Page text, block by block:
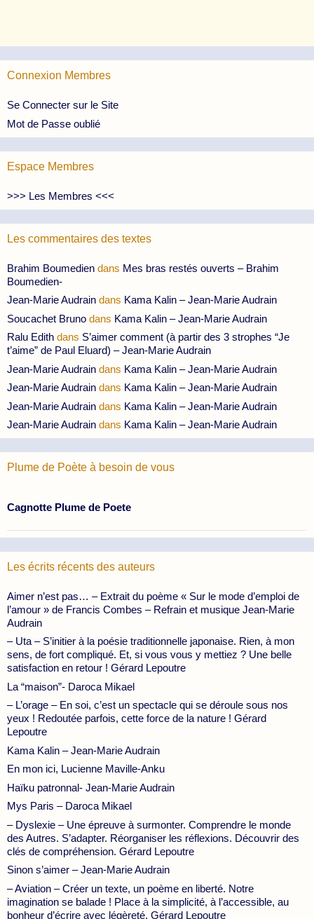
Connexion Membres
Se Connecter sur le Site
Mot de Passe oublié
Espace Membres
>>> Les Membres <<<
Les commentaires des textes
Brahim Boumedien dans Mes bras restés ouverts – Brahim
Boumedien-
Jean-Marie Audrain dans Kama Kalin – Jean-Marie Audrain
Soucachet Bruno dans Kama Kalin – Jean-Marie Audrain
Ralu Edith dans S’aimer comment (à partir des 3 strophes “Je
t’aime” de Paul Eluard) – Jean-Marie Audrain
Jean-Marie Audrain dans Kama Kalin – Jean-Marie Audrain
Jean-Marie Audrain dans Kama Kalin – Jean-Marie Audrain
Jean-Marie Audrain dans Kama Kalin – Jean-Marie Audrain
Jean-Marie Audrain dans Kama Kalin – Jean-Marie Audrain
Plume de Poète à besoin de vous
Cagnotte Plume de Poete
Les écrits récents des auteurs
Aimer n’est pas… – Extrait du poème « Sur le mode d’emploi de
l’amour » de Francis Combes – Refrain et musique Jean-Marie
Audrain
– Uta – S’initier à la poésie traditionnelle japonaise. Rien, à mon
sens, de fort compliqué. Et, si vous vous y mettiez ? Une belle
satisfaction en retour ! Gérard Lepoutre
La “maison”- Daroca Mikael
– L’orage – En soi, c’est un spectacle qui se déroule sous nos
yeux ! Redoutée parfois, cette force de la nature ! Gérard
Lepoutre
Kama Kalin – Jean-Marie Audrain
En mon ici, Lucienne Maville-Anku
Haïku patronnal- Jean-Marie Audrain
Mys Paris – Daroca Mikael
– Dyslexie – Une épreuve à surmonter. Comprendre le monde
des Autres. S’adapter. Réorganiser les réflexions. Découvrir des
clés de compréhension. Gérard Lepoutre
Sinon s’aimer – Jean-Marie Audrain
– Aviation – Créer un texte, un poème en liberté. Notre
imagination se balade ! Place à la simplicité, à l’accessible, au
bonheur d’écrire avec légèreté. Gérard Lepoutre